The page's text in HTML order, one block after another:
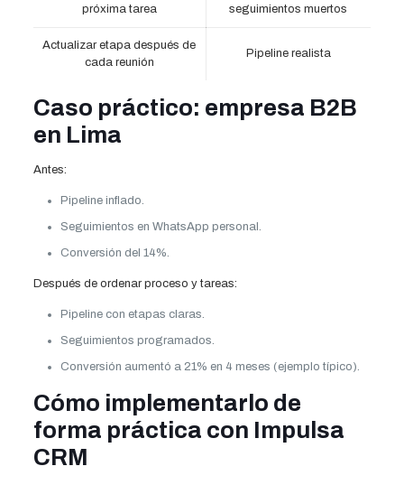
próxima tarea
seguimientos muertos
Actualizar etapa después de
cada reunión
Pipeline realista
Caso práctico: empresa B2B
en Lima
Antes:
Pipeline inflado.
Seguimientos en WhatsApp personal.
Conversión del 14%.
Después de ordenar proceso y tareas:
Pipeline con etapas claras.
Seguimientos programados.
Conversión aumentó a 21% en 4 meses (ejemplo típico).
Cómo implementarlo de
forma práctica con Impulsa
CRM